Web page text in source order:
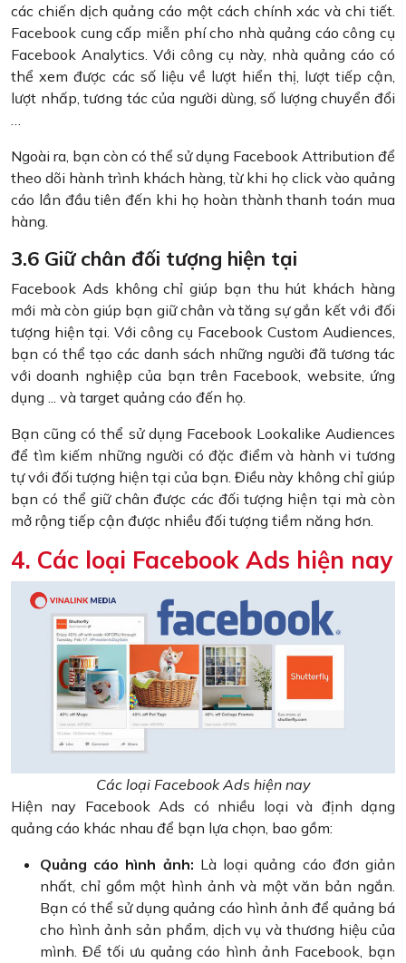
các chiến dịch quảng cáo một cách chính xác và chi tiết.
Facebook cung cấp miễn phí cho nhà quảng cáo công cụ
Facebook Analytics. Với công cụ này, nhà quảng cáo có
thể xem được các số liệu về lượt hiển thị, lượt tiếp cận,
lượt nhấp, tương tác của người dùng, số lượng chuyển đổi
…
Ngoài ra, bạn còn có thể sử dụng Facebook Attribution để
theo dõi hành trình khách hàng, từ khi họ click vào quảng
cáo lần đầu tiên đến khi họ hoàn thành thanh toán mua
hàng.
3.6 Giữ chân đối tượng hiện tại
Facebook Ads không chỉ giúp bạn thu hút khách hàng
mới mà còn giúp bạn giữ chân và tăng sự gắn kết với đối
tượng hiện tại. Với công cụ Facebook Custom Audiences,
bạn có thể tạo các danh sách những người đã tương tác
với doanh nghiệp của bạn trên Facebook, website, ứng
dụng ... và target quảng cáo đến họ.
Bạn cũng có thể sử dụng Facebook Lookalike Audiences
để tìm kiếm những người có đặc điểm và hành vi tương
tự với đối tượng hiện tại của bạn. Điều này không chỉ giúp
bạn có thể giữ chân được các đối tượng hiện tại mà còn
mở rộng tiếp cận được nhiều đối tượng tiềm năng hơn.
4. Các loại Facebook Ads hiện nay
Các loại Facebook Ads hiện nay
Hiện nay Facebook Ads có nhiều loại và định dạng
quảng cáo khác nhau để bạn lựa chọn, bao gồm:
Quảng cáo hình ảnh: Là loại quảng cáo đơn giản
nhất, chỉ gồm một hình ảnh và một văn bản ngắn.
Bạn có thể sử dụng quảng cáo hình ảnh để quảng bá
cho hình ảnh sản phẩm, dịch vụ và thương hiệu của
mình. Để tối ưu quảng cáo hình ảnh Facebook, bạn